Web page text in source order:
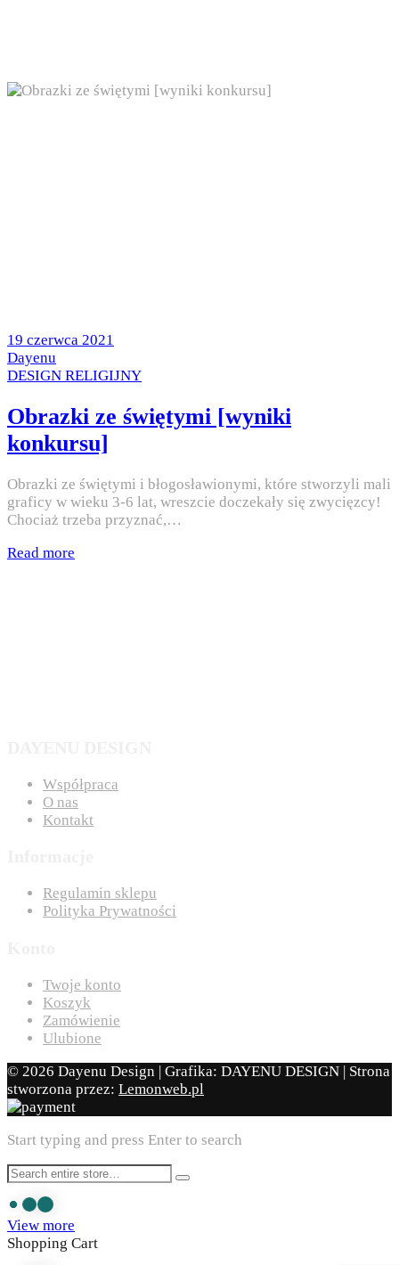
Posted
on
19 czerwca 2021
by
Dayenu
Posted
DESIGN RELIGIJNY
Obrazki ze świętymi [wyniki
konkursu]
Obrazki ze świętymi i błogosławionymi, które stworzyli mali
graficy w wieku 3-6 lat, wreszcie doczekały się zwycięzcy!
Chociaż trzeba przyznać,…
Read more
Współpraca
O nas
Kontakt
Regulamin sklepu
Polityka Prywatności
Twoje konto
Koszyk
Zamówienie
Ulubione
© 2026 Dayenu Design | Grafika: DAYENU DESIGN | Strona
stworzona przez: Lemonweb.pl
Start typing and press Enter to search
View more
Shopping Cart